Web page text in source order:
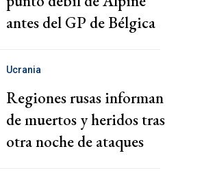
antes del GP de Bélgica
Ucrania
Regiones rusas informan
de muertos y heridos tras
otra noche de ataques